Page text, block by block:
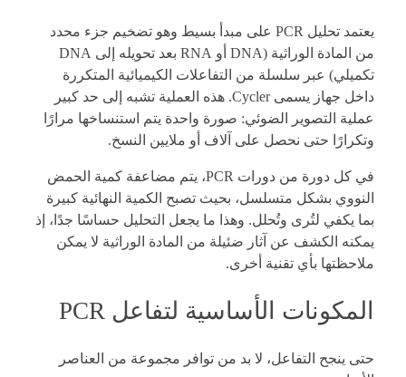
يعتمد تحليل PCR على مبدأ بسيط وهو تضخيم جزء محدد
من المادة الوراثية (DNA أو RNA بعد تحويله إلى DNA
تكميلي) عبر سلسلة من التفاعلات الكيميائية المتكررة
داخل جهاز يسمى Cycler. هذه العملية تشبه إلى حد كبير
عملية التصوير الضوئي: صورة واحدة يتم استنساخها مرارًا
وتكرارًا حتى نحصل على آلاف أو ملايين النسخ.
في كل دورة من دورات PCR، يتم مضاعفة كمية الحمض
النووي بشكل متسلسل، بحيث تصبح الكمية النهائية كبيرة
بما يكفي لتُرى وتُحلل. وهذا ما يجعل التحليل حساسًا جدًا، إذ
يمكنه الكشف عن آثار ضئيلة من المادة الوراثية لا يمكن
ملاحظتها بأي تقنية أخرى.
المكونات الأساسية لتفاعل PCR
حتى ينجح التفاعل، لا بد من توافر مجموعة من العناصر